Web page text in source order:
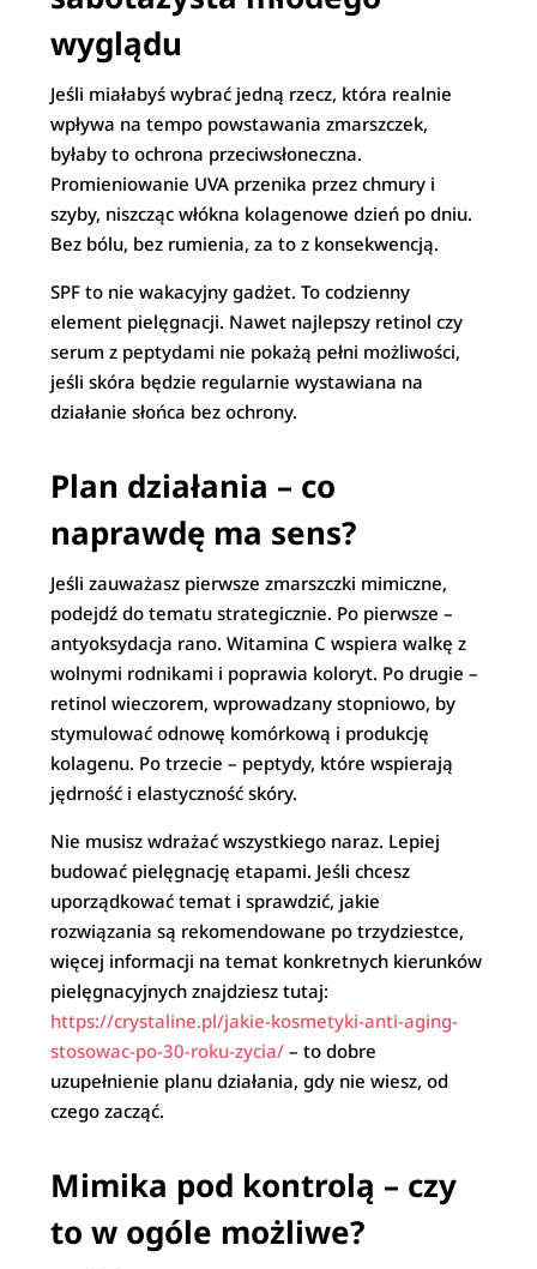
wyglądu
Jeśli miałabyś wybrać jedną rzecz, która realnie
wpływa na tempo powstawania zmarszczek,
byłaby to ochrona przeciwsłoneczna.
Promieniowanie UVA przenika przez chmury i
szyby, niszcząc włókna kolagenowe dzień po dniu.
Bez bólu, bez rumienia, za to z konsekwencją.
SPF to nie wakacyjny gadżet. To codzienny
element pielęgnacji. Nawet najlepszy retinol czy
serum z peptydami nie pokażą pełni możliwości,
jeśli skóra będzie regularnie wystawiana na
działanie słońca bez ochrony.
Plan działania – co
naprawdę ma sens?
Jeśli zauważasz pierwsze zmarszczki mimiczne,
podejdź do tematu strategicznie. Po pierwsze –
antyoksydacja rano. Witamina C wspiera walkę z
wolnymi rodnikami i poprawia koloryt. Po drugie –
retinol wieczorem, wprowadzany stopniowo, by
stymulować odnowę komórkową i produkcję
kolagenu. Po trzecie – peptydy, które wspierają
jędrność i elastyczność skóry.
Nie musisz wdrażać wszystkiego naraz. Lepiej
budować pielęgnację etapami. Jeśli chcesz
uporządkować temat i sprawdzić, jakie
rozwiązania są rekomendowane po trzydziestce,
więcej informacji na temat konkretnych kierunków
pielęgnacyjnych znajdziesz tutaj:
https://crystaline.pl/jakie-kosmetyki-anti-aging-
stosowac-po-30-roku-zycia/ – to dobre
uzupełnienie planu działania, gdy nie wiesz, od
czego zacząć.
Mimika pod kontrolą – czy
to w ogóle możliwe?